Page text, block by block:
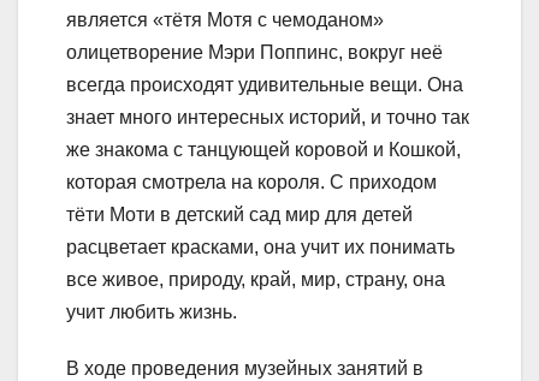
является «тётя Мотя с чемоданом»
олицетворение Мэри Поппинс, вокруг неё
всегда происходят удивительные вещи. Она
знает много интересных историй, и точно так
же знакома с танцующей коровой и Кошкой,
которая смотрела на короля. С приходом
тёти Моти в детский сад мир для детей
расцветает красками, она учит их понимать
все живое, природу, край, мир, страну, она
учит любить жизнь.
В ходе проведения музейных занятий в